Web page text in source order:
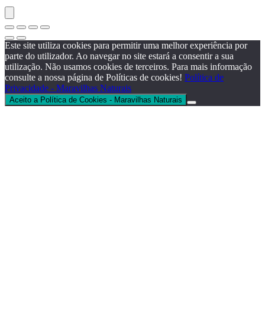
Este site utiliza cookies para permitir uma melhor experiência por
parte do utilizador. Ao navegar no site estará a consentir a sua
utilização. Não usamos cookies de terceiros. Para mais informação
consulte a nossa página de Políticas de cookies! Política de
Privacidade - Maravilhas Naturais
Aceito a Política de Cookies - Maravilhas Naturais